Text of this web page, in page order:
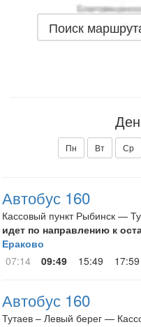
Поиск
Пн Вт Ср
Автобус 160
Кассовый пункт Рыбинск —
идет по направлению к
Ераково
07:14
09:49 15:49 17:59
Автобус 160
Тутаев – Левый берег —